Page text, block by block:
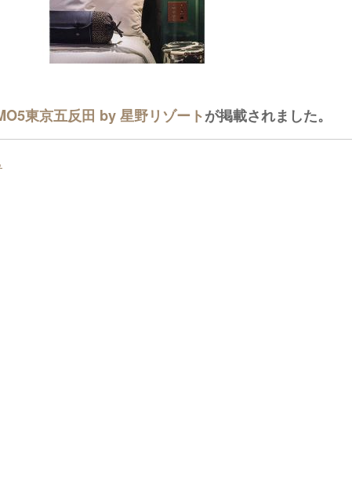
東京五反田 by 星野リゾートが掲載されました。